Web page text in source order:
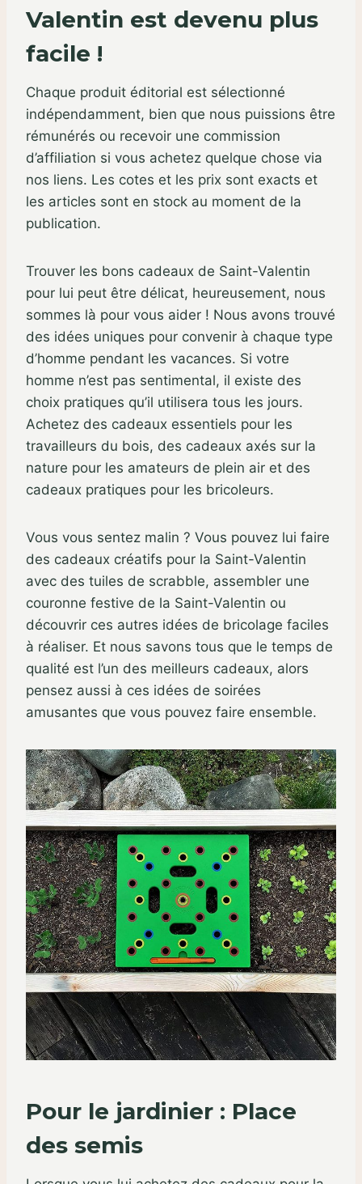
Valentin est devenu plus
facile !
Chaque produit éditorial est sélectionné
indépendamment, bien que nous puissions être
rémunérés ou recevoir une commission
d’affiliation si vous achetez quelque chose via
nos liens. Les cotes et les prix sont exacts et
les articles sont en stock au moment de la
publication.
Trouver les bons cadeaux de Saint-Valentin
pour lui peut être délicat, heureusement, nous
sommes là pour vous aider ! Nous avons trouvé
des idées uniques pour convenir à chaque type
d’homme pendant les vacances. Si votre
homme n’est pas sentimental, il existe des
choix pratiques qu’il utilisera tous les jours.
Achetez des cadeaux essentiels pour les
travailleurs du bois, des cadeaux axés sur la
nature pour les amateurs de plein air et des
cadeaux pratiques pour les bricoleurs.
Vous vous sentez malin ? Vous pouvez lui faire
des cadeaux créatifs pour la Saint-Valentin
avec des tuiles de scrabble, assembler une
couronne festive de la Saint-Valentin ou
découvrir ces autres idées de bricolage faciles
à réaliser. Et nous savons tous que le temps de
qualité est l’un des meilleurs cadeaux, alors
pensez aussi à ces idées de soirées
amusantes que vous pouvez faire ensemble.
Pour le jardinier : Place
des semis